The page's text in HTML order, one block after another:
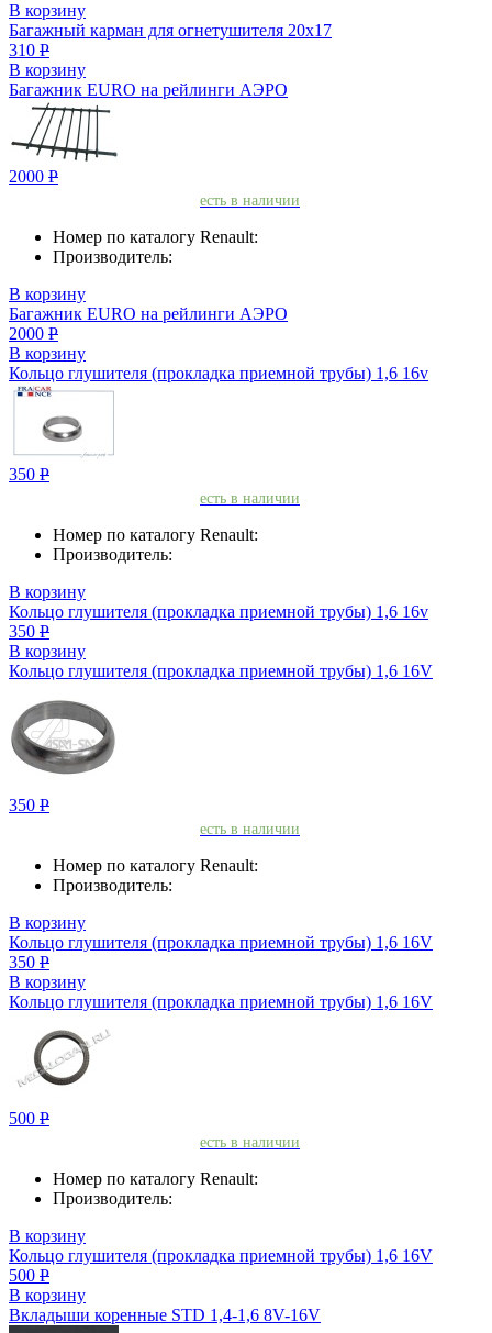
В корзину
Багажный карман для огнетушителя 20х17
310 Р
В корзину
Багажник EURO на рейлинги АЭРО
2000 Р
есть в наличии
Номер по каталогу Renault:
Производитель:
В корзину
Багажник EURO на рейлинги АЭРО
2000 Р
В корзину
Кольцо глушителя (прокладка приемной трубы) 1,6 16v
350 Р
есть в наличии
Номер по каталогу Renault:
Производитель:
В корзину
Кольцо глушителя (прокладка приемной трубы) 1,6 16v
350 Р
В корзину
Кольцо глушителя (прокладка приемной трубы) 1,6 16V
350 Р
есть в наличии
Номер по каталогу Renault:
Производитель:
В корзину
Кольцо глушителя (прокладка приемной трубы) 1,6 16V
350 Р
В корзину
Кольцо глушителя (прокладка приемной трубы) 1,6 16V
500 Р
есть в наличии
Номер по каталогу Renault:
Производитель:
В корзину
Кольцо глушителя (прокладка приемной трубы) 1,6 16V
500 Р
В корзину
Вкладыши коренные STD 1,4-1,6 8V-16V